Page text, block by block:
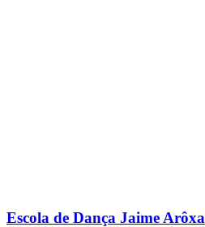
Escola de Dança Jaime Arôxa